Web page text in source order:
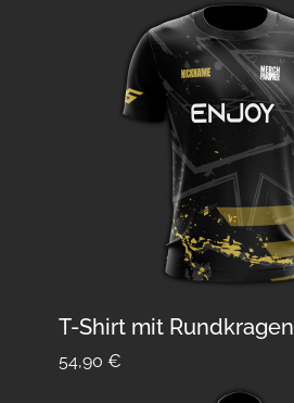
T-Shirt mit Rundkragen
54,90 €